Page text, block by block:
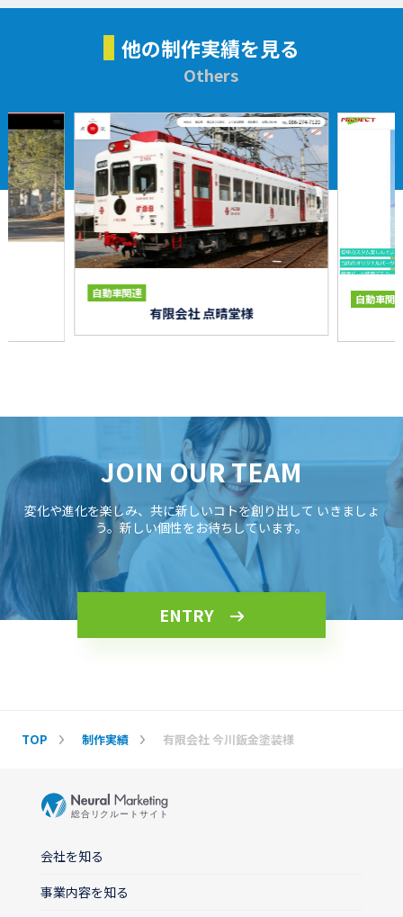
他の制作実績を見る
Others
自動車関連
有限会社 点晴堂様
自動車関
JOIN OUR TEAM
変化や進化を楽しみ、共に新しいコトを創り出して いきましょ
う。新しい個性をお待ちしています。
ENTRY
TOP 制作実績 有限会社 今川鈑金塗装様
会社を知る
事業内容を知る